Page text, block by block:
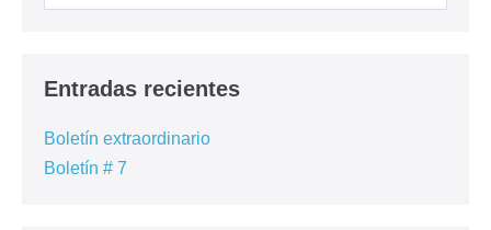
Contacto
Entradas recientes
Boletín extraordinario
Boletín # 7